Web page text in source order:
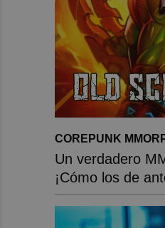
COREPUNK
Un verdadero
¡Cómo los de